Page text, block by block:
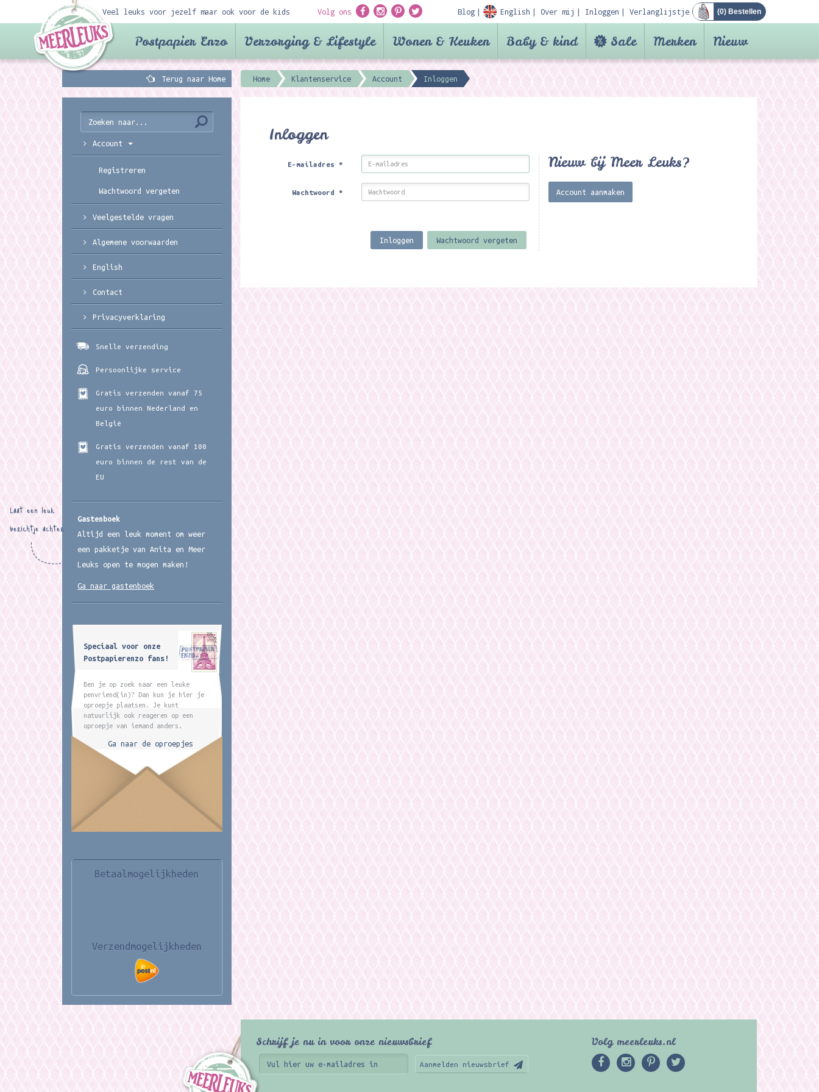
Veel leuks voor jezelf maar ook voor de kids Volg ons Blog English Over mij Inloggen Verlanglijstje (0) Bestellen
Postpapier Enzo Verzorging & Lifestyle Wonen & Keuken Baby & kind Sale Merken Nieuw
Terug naar Home Home Klantenservice Account Inloggen
Inloggen
E-mailadres*
Wachtwoord*
Inloggen Wachtwoord vergeten
Nieuw bij Meer Leuks?
Account aanmaken
Account
Registreren
Wachtwoord vergeten
Veelgestelde vragen
Algemene voorwaarden
English
Contact
Privacyverklaring
Snelle verzending
Persoonlijke service
Gratis verzenden vanaf 75
euro binnen Nederland en
België
Gratis verzenden vanaf 100
euro binnen de rest van de
EU
Gastenboek
Altijd een leuk moment om weer
een pakketje van Anita en Meer
Leuks open te mogen maken!
Laat een leuk
berichtje achter
Ga naar gastenboek
Speciaal voor onze
Postpapierenzo fans!
Ben je op zoek naar een leuke
penvriend(in)? Dan kun je hier je
oproepje plaatsen. Je kunt
natuurlijk ook reageren op een
oproepje van iemand anders.
Ga naar de oproepjes
Betaalmogelijkheden
Verzendmogelijkheden
Schrijf je nu in voor onze nieuwsbrief
Aanmelden nieuwsbrief
Volg meerleuks.nl